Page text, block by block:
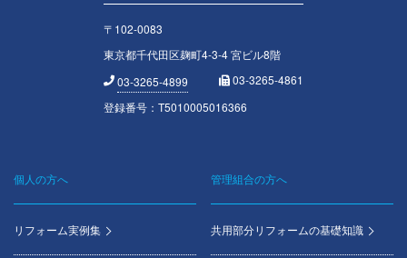
〒102-0083
東京都千代田区麹町4-3-4 宮ビル8階
03-3265-4899
03-3265-4861
登録番号：T5010005016366
Footer
menu
個人の方へ
リフォーム実例集
管理組合の方へ
共用部分リフォームの基礎知識